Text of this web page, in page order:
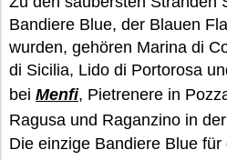
Bandiere Blue, der Blauen
wurden, gehören Marina di
di Sicilia, Lido di Portorosa
bei Menfi, Pietrenere in
Ragusa und Raganzino in
Die einzige Bandiere Blue